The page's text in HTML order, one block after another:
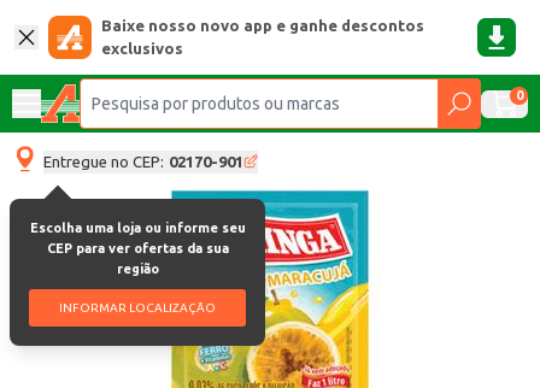
Baixe nosso novo app e ganhe descontos
exclusivos
0
Entregue no CEP: 02170-901
Escolha uma loja ou informe seu
CEP para ver ofertas da sua
região
INFORMAR LOCALIZAÇÃO